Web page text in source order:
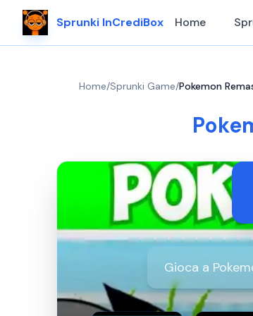
Sprunki InCrediBox Home
Home/Sprunki Game/Pokemon
Gioca a